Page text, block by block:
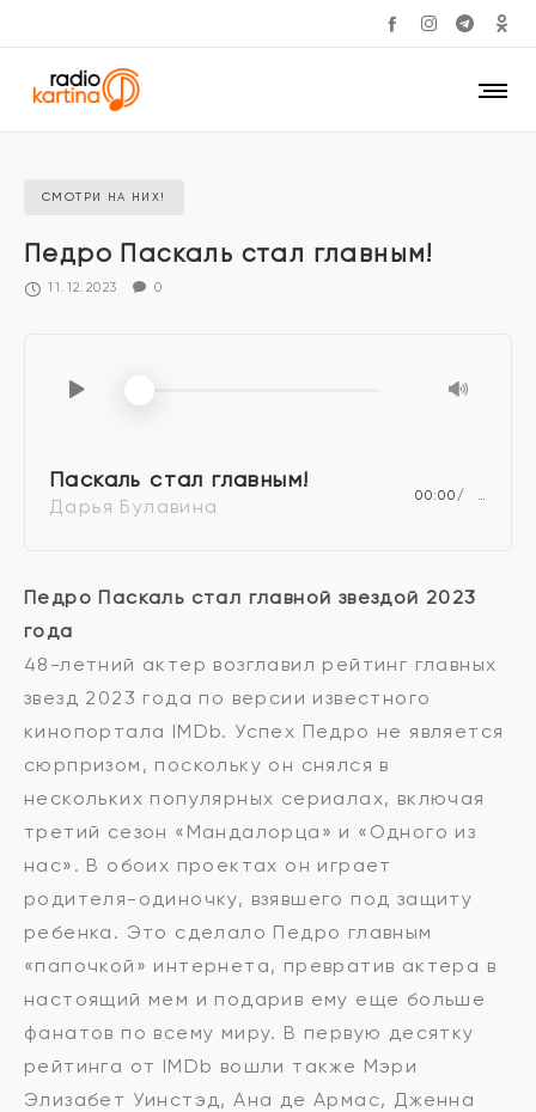
СМОТРИ НА НИХ!
Педро Паскаль стал главным!
11.12.2023 0
Паскаль стал главным!
Дарья Булавина 00:00 …
Педро Паскаль стал главной звездой 2023
года
48-летний актер возглавил рейтинг главных
звезд 2023 года по версии известного
кинопортала IMDb. Успех Педро не является
сюрпризом, поскольку он снялся в
нескольких популярных сериалах, включая
третий сезон «Мандалорца» и «Одного из
нас». В обоих проектах он играет
родителя-одиночку, взявшего под защиту
ребенка. Это сделало Педро главным
«папочкой» интернета, превратив актера в
настоящий мем и подарив ему еще больше
фанатов по всему миру. В первую десятку
рейтинга от IMDb вошли также Мэри
Элизабет Уинстэд, Ана де Армас, Дженна